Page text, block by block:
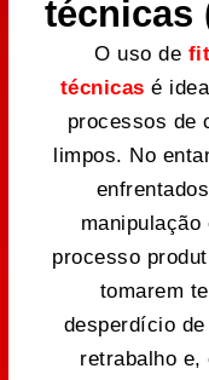
técnicas
O uso de
técnicas é
processos de
limpos. No
processo
tomarem
desperdício
retrabalho e,